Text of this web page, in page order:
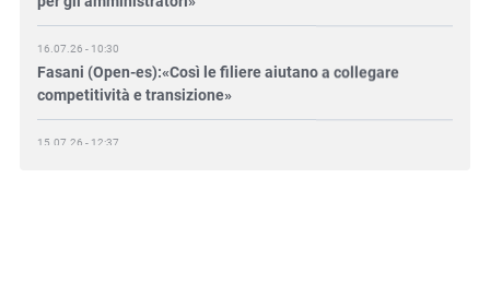
competitività e transizione»